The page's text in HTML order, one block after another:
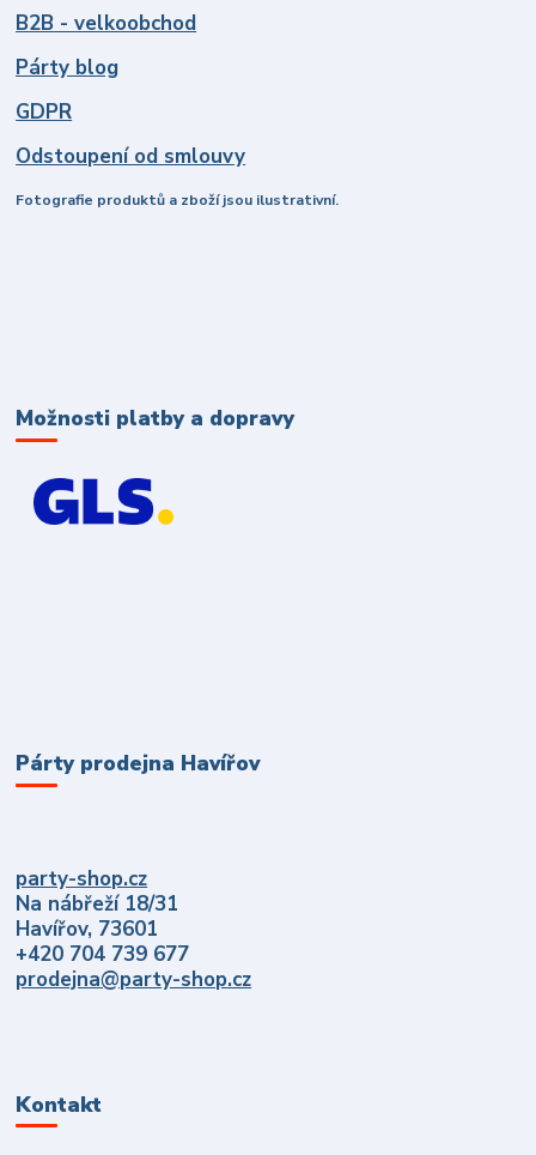
B2B - velkoobchod
Párty blog
GDPR
Odstoupení od smlouvy
Fotografie produktů a zboží jsou ilustrativní.
Možnosti platby a dopravy
Párty prodejna Havířov
party-shop.cz
Na nábřeží 18/31
Havířov, 73601
+420 704 739 677
prodejna@party-shop.cz
Kontakt